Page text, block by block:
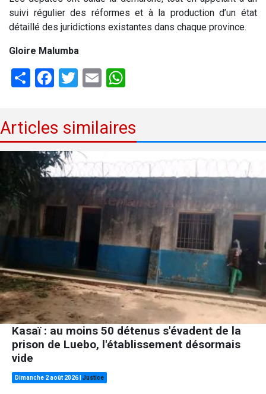
suivi régulier des réformes et à la production d’un état
détaillé des juridictions existantes dans chaque province.
Gloire Malumba
ShareFacebook
Twitter
Email
Articles similaires
Kasaï : au moins 50 détenus s'évadent de la
prison de Luebo, l'établissement désormais
vide
Dimanche 2 août 2026 Justice